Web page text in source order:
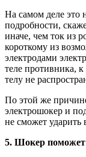
На самом деле это
подробности,
иначе, чем ток из
короткому из
электродами
теле противника,
телу не
По этой же
электрошокер и
не сможет ударить
5. Шокер поможет